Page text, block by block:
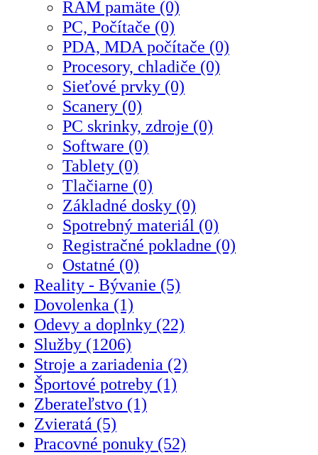
RAM pamäte (0)
PC, Počítače (0)
PDA, MDA počítače (0)
Procesory, chladiče (0)
Sieťové prvky (0)
Scanery (0)
PC skrinky, zdroje (0)
Software (0)
Tablety (0)
Tlačiarne (0)
Základné dosky (0)
Spotrebný materiál (0)
Registračné pokladne (0)
Ostatné (0)
Reality - Bývanie (5)
Dovolenka (1)
Odevy a doplnky (22)
Služby (1206)
Stroje a zariadenia (2)
Športové potreby (1)
Zberateľstvo (1)
Zvieratá (5)
Pracovné ponuky (52)